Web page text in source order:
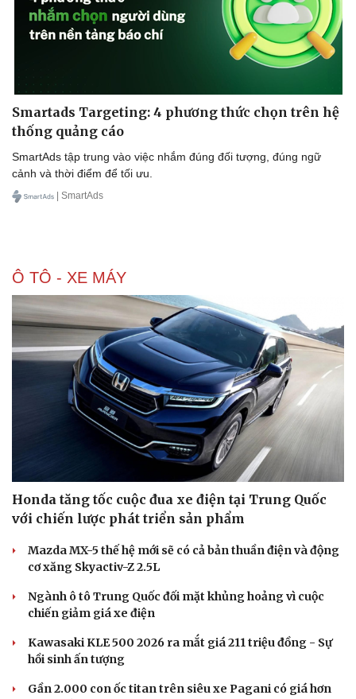
Doanh nghiệp
Thông tin doanh nghiệp
Doanh nghiệp 24h
Công nghệ
Sành điệu
Tin Công nghệ
Trải nghiệm
Chuyển đổi số
Smartads Targeting: 4 phương thức chọn trên hệ
thống quảng cáo
SmartAds tập trung vào việc nhắm đúng đối tượng, đúng ngữ
cảnh và thời điểm để tối ưu.
| SmartAds
Ô TÔ - XE MÁY
Honda tăng tốc cuộc đua xe điện tại Trung Quốc
với chiến lược phát triển sản phẩm
Mazda MX-5 thế hệ mới sẽ có cả bản thuần điện và động
cơ xăng Skyactiv-Z 2.5L
Ngành ô tô Trung Quốc đối mặt khủng hoảng vì cuộc
chiến giảm giá xe điện
Kawasaki KLE 500 2026 ra mắt giá 211 triệu đồng - Sự
hồi sinh ấn tượng
Gần 2.000 con ốc titan trên siêu xe Pagani có giá hơn